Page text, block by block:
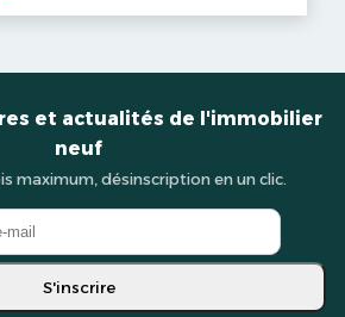
et actualités de l'immobilier
neuf
maximum, désinscription en un clic.
S'inscrire